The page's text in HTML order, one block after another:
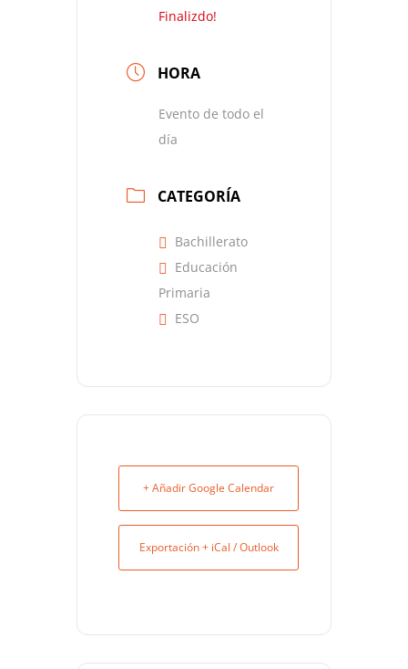
Finalizdo!
HORA
Evento de todo el
día
CATEGORÍA
Bachillerato
Educación
Primaria
ESO
+ Añadir Google Calendar
Exportación + iCal / Outlook